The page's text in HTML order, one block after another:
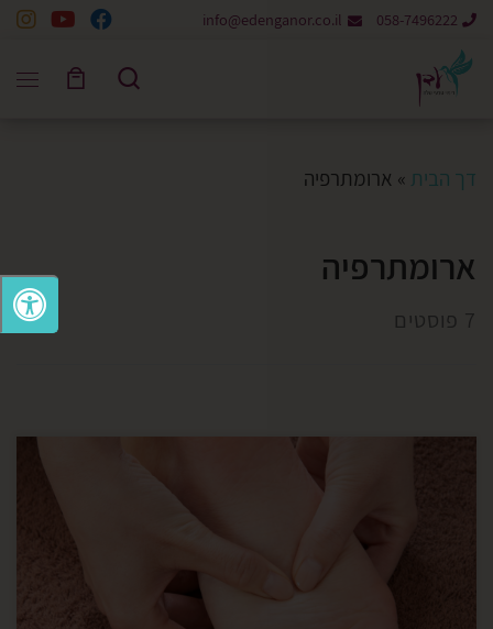
Skip to content
058-7496222
info@edenganor.co.il
Search
דך הבית » ארומתרפיה
ארומתרפיה
7 פוסטים
ויסות מערכת העצבים, שחרור טראומה וחיבור גוף–נפש
דרך מגע, ריח ונשימה מבוא בעולם ההולך ומכיר בכוחה
של הרפיה ואיזון נפשי לבריאות הכללית, טיפולים
הוליסטיים מציעים דרכים עדינות אך עמוקות לשיקום
הגוף והנפש גם יחד. אחד השילובים היעילים והמרפאים